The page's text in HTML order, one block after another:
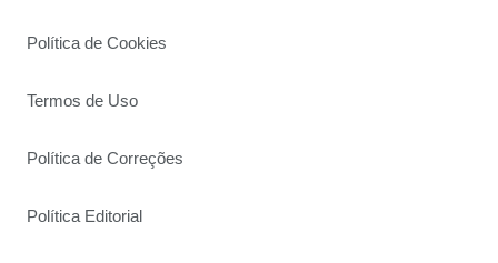
Política de Cookies
Termos de Uso
Política de Correções
Política Editorial